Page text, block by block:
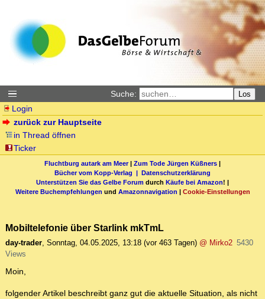
Suche: Los
Login
zurück zur Hauptseite
in Thread öffnen
Ticker
Fluchtburg autark am Meer| Zum Tode Jürgen Küßners |
Bücher vom Kopp-Verlag | Datenschutzerklärung
Unterstützen Sie das Gelbe Forum durch Käufe bei Amazon! |
Weitere Buchempfehlungen und Amazonnavigation | Cookie-Einstellungen
Mobiltelefonie über Starlink mkTmL
day-trader, Sonntag, 04.05.2025, 13:18 (vor 463 Tagen) @ Mirko2 5430
Views
Moin,
folgender Artikel beschreibt ganz gut die aktuelle Situation, als nicht